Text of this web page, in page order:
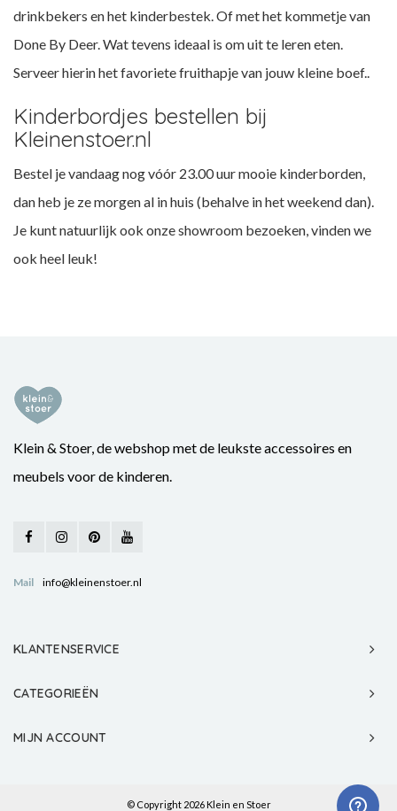
drinkbekers en het kinderbestek. Of met het kommetje van
Done By Deer. Wat tevens ideaal is om uit te leren eten.
Serveer hierin het favoriete fruithapje van jouw kleine boef..
Kinderbordjes bestellen bij
Kleinenstoer.nl
Bestel je vandaag nog vóór 23.00 uur mooie kinderborden,
dan heb je ze morgen al in huis (behalve in het weekend dan).
Je kunt natuurlijk ook onze showroom bezoeken, vinden we
ook heel leuk!
Klein & Stoer, de webshop met de leukste accessoires en
meubels voor de kinderen.
Mail info@kleinenstoer.nl
KLANTENSERVICE
CATEGORIEËN
MIJN ACCOUNT
© Copyright 2026 Klein en Stoer